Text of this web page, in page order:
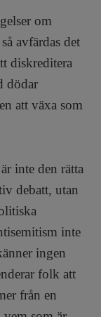
om
avfärdas det
diskreditera
dödar
att växa som
inte den rätta
debatt, utan
inte
ingen
folk att
från en